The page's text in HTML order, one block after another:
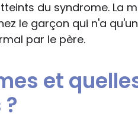
du syndrome. La
le garçon qui n'a
par le père.
et